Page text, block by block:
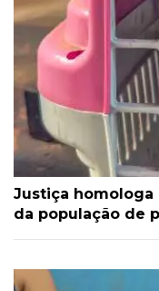
Justiça homologa
da população de